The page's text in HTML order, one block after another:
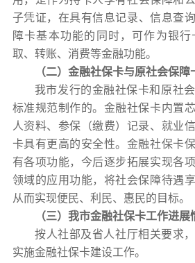
子凭证， 在具有信息记录、信息查
障卡基本功能的 同时，可作为银
取、转账、消费等金融功能。
（二） 金融社保卡与原社会保障
我市发行的金融社保卡和原社
标准规范制作的。金融社保卡内置
人资料、参保（缴费）记录、就业
卡具有更高的安全性。金融社保卡
有各项功能，今后逐步拓展实现各
领域的应用功能，将社会保障待遇
从而实现便民、利民、惠民的目标。
（三） 我市金融社保卡工作进展
按人社部及省人社厅相关要求
实施金融社保卡建设工作。